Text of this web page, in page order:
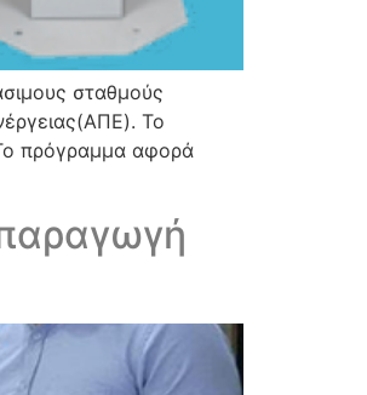
σταθμούς
Το
πρόγραμμα αφορά